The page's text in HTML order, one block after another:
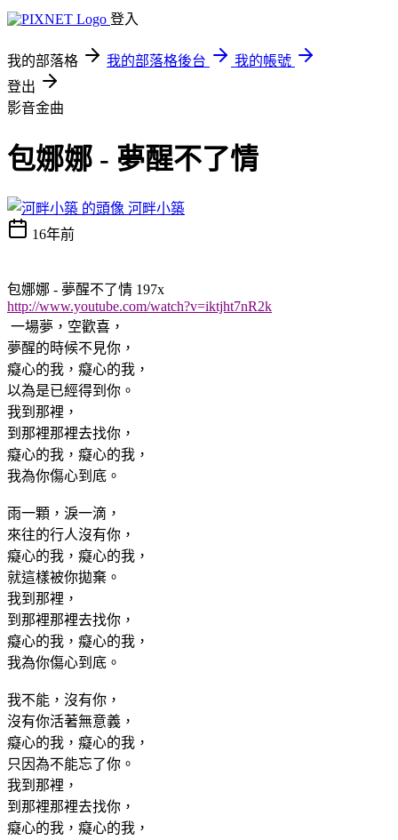
登入
我的部落格 我的部落格後台
我的帳號
登出
影音金曲
包娜娜 - 夢醒不了情
河畔小築
16年前
包娜娜 - 夢醒不了情 197x
http://www.youtube.com/watch?v=iktjht7nR2k
一場夢，空歡喜，
夢醒的時候不見你，
癡心的我，癡心的我，
以為是已經得到你。
我到那裡，
到那裡那裡去找你，
癡心的我，癡心的我，
我為你傷心到底。
雨一顆，淚一滴，
來往的行人沒有你，
癡心的我，癡心的我，
就這樣被你拋棄。
我到那裡，
到那裡那裡去找你，
癡心的我，癡心的我，
我為你傷心到底。
我不能，沒有你，
沒有你活著無意義，
癡心的我，癡心的我，
只因為不能忘了你。
我到那裡，
到那裡那裡去找你，
癡心的我，癡心的我，